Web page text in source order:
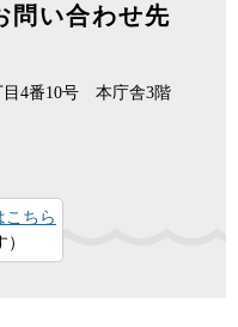
問い合わせ先
目4番10号 本庁舎3階
こちら